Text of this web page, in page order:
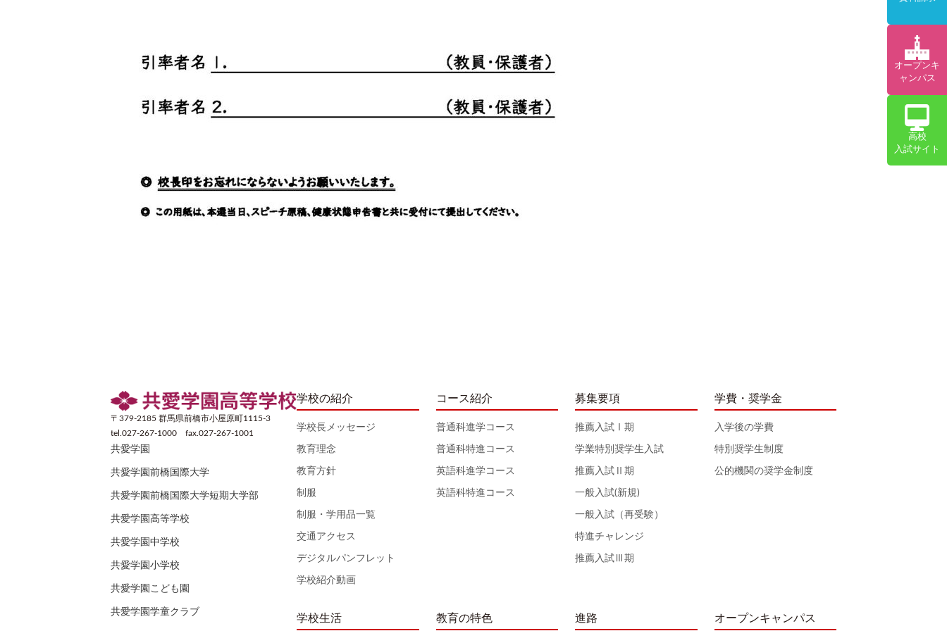
〒379-2185 群馬県前橋市小屋原町1115-3
tel.027-267-1000 fax.027-267-1001
共愛学園
共愛学園前橋国際大学
共愛学園前橋国際大学短期大学部
共愛学園高等学校
共愛学園中学校
共愛学園小学校
共愛学園こども園
共愛学園学童クラブ
学校の紹介
学校長メッセージ
教育理念
教育方針
制服
制服・学用品一覧
交通アクセス
デジタルパンフレット
学校紹介動画
学校生活
コース紹介
普通科進学コース
普通科特進コース
英語科進学コース
英語科特進コース
教育の特色
募集要項
推薦入試Ⅰ期
学業特別奨学生入試
推薦入試Ⅱ期
一般入試(新規)
一般入試（再受験）
特進チャレンジ
推薦入試Ⅲ期
進路
学費・奨学金
入学後の学費
特別奨学生制度
公的機関の奨学金制度
オープンキャンパス
オープンキ
ャンパス
高校
入試サイト